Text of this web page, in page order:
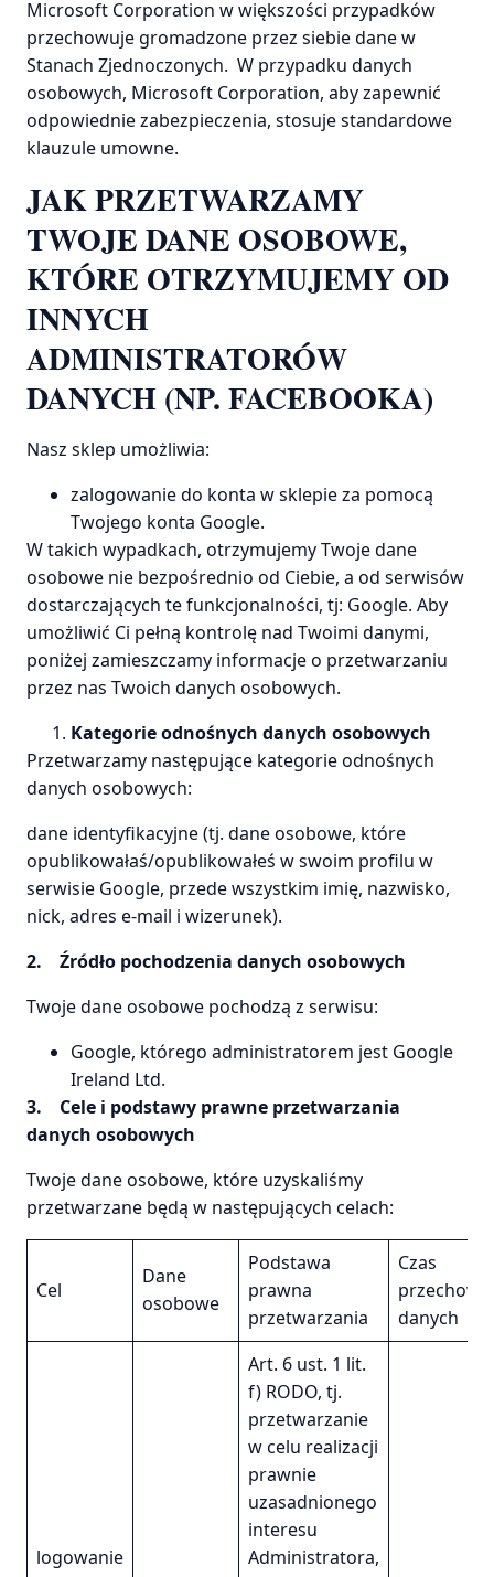
Microsoft Corporation w większości przypadków
przechowuje gromadzone przez siebie dane w
Stanach Zjednoczonych. W przypadku danych
osobowych, Microsoft Corporation, aby zapewnić
odpowiednie zabezpieczenia, stosuje standardowe
klauzule umowne.
JAK PRZETWARZAMY
TWOJE DANE OSOBOWE,
KTÓRE OTRZYMUJEMY OD
INNYCH
ADMINISTRATORÓW
DANYCH (NP. FACEBOOKA)
Nasz sklep umożliwia:
zalogowanie do konta w sklepie za pomocą
Twojego konta Google.
W takich wypadkach, otrzymujemy Twoje dane
osobowe nie bezpośrednio od Ciebie, a od serwisów
dostarczających te funkcjonalności, tj: Google. Aby
umożliwić Ci pełną kontrolę nad Twoimi danymi,
poniżej zamieszczamy informacje o przetwarzaniu
przez nas Twoich danych osobowych.
Kategorie odnośnych danych osobowych
Przetwarzamy następujące kategorie odnośnych
danych osobowych:
dane identyfikacyjne (tj. dane osobowe, które
opublikowałaś/opublikowałeś w swoim profilu w
serwisie Google, przede wszystkim imię, nazwisko,
nick, adres e-mail i wizerunek).
2.
Źródło pochodzenia danych osobowych
Twoje dane osobowe pochodzą z serwisu:
Google, którego administratorem jest Google
Ireland Ltd.
3.
Cele i podstawy prawne przetwarzania
danych osobowych
Twoje dane osobowe, które uzyskaliśmy
przetwarzane będą w następujących celach:
Cel
Dane
osobowe
Podstawa
prawna
przetwarzania
Czas
danych
logowanie
Art. 6 ust. 1 lit.
f) RODO, tj.
przetwarzanie
w celu realizacji
prawnie
uzasadnionego
interesu
Administratora,